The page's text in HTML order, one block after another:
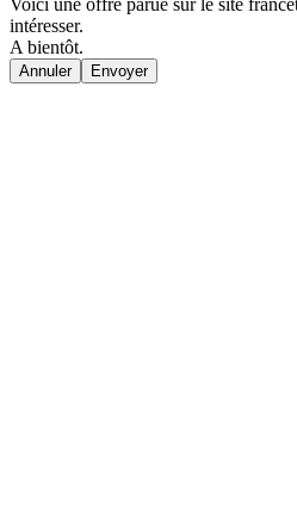
Voici une offre parue sur le site
intéresser.
A bientôt.
Annuler